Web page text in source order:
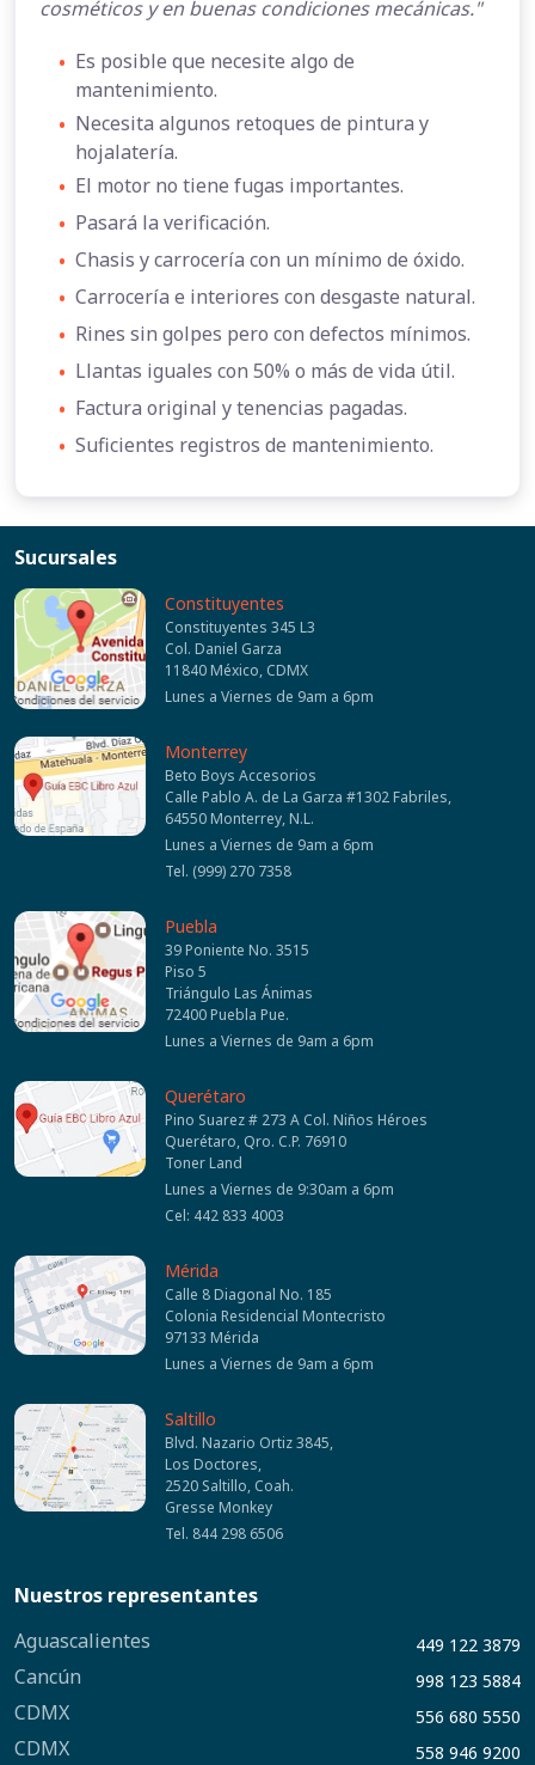
cosméticos y en buenas condiciones mecánicas."
• Es posible que necesite algo de
mantenimiento.
• Necesita algunos retoques de pintura y
hojalatería.
• El motor no tiene fugas importantes.
• Pasará la verificación.
• Chasis y carrocería con un mínimo de óxido.
• Carrocería e interiores con desgaste natural.
• Rines sin golpes pero con defectos mínimos.
• Llantas iguales con 50% o más de vida útil.
• Factura original y tenencias pagadas.
• Suficientes registros de mantenimiento.
Sucursales
Constituyentes
Constituyentes 345 L3
Col. Daniel Garza
11840 México, CDMX
Lunes a Viernes de 9am a 6pm
Monterrey
Beto Boys Accesorios
Calle Pablo A. de La Garza #1302 Fabriles,
64550 Monterrey, N.L.
Lunes a Viernes de 9am a 6pm
Tel. (999) 270 7358
Puebla
39 Poniente No. 3515
Piso 5
Triángulo Las Ánimas
72400 Puebla Pue.
Lunes a Viernes de 9am a 6pm
Querétaro
Pino Suarez # 273 A Col. Niños Héroes
Querétaro, Qro. C.P. 76910
Toner Land
Lunes a Viernes de 9:30am a 6pm
Cel: 442 833 4003
Mérida
Calle 8 Diagonal No. 185
Colonia Residencial Montecristo
97133 Mérida
Lunes a Viernes de 9am a 6pm
Saltillo
Blvd. Nazario Ortiz 3845,
Los Doctores,
2520 Saltillo, Coah.
Gresse Monkey
Tel. 844 298 6506
Nuestros representantes
Aguascalientes
449 122 3879
Cancún 998 123 5884
CDMX 556 680 5550
CDMX 558 946 9200